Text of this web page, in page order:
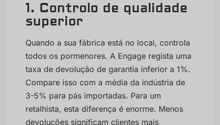
1. Controlo de qualidade
superior
Quando a sua fábrica está no local, controla
todos os pormenores. A Engage regista uma
taxa de devolução de garantia inferior a 1%.
Compare isso com a média da indústria de
3-5% para pás importadas. Para um
retalhista, esta diferença é enorme. Menos
devoluções significam clientes mais